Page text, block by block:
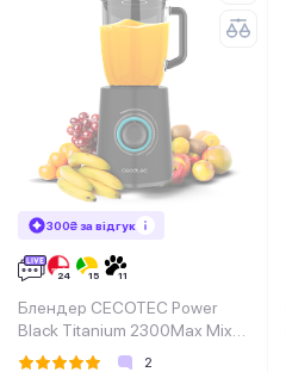
300₴ за відгук
Блендер CECOTEC Power
Black Titanium 2300Max Mix
Go
2